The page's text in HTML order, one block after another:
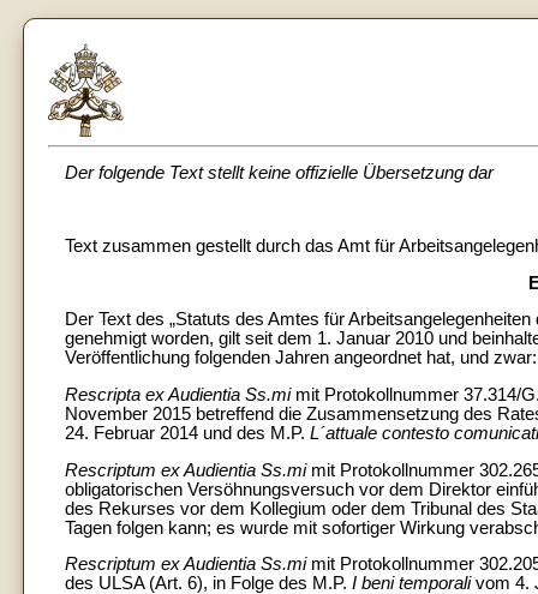
Der folgende Text stellt keine offizielle Übersetzung dar
Text zusammen gestellt durch das Amt für
Der Text des „Statuts des Amtes für
genehmigt worden, gilt seit dem 1. Januar 2010 und
Veröffentlichung folgenden Jahren angeordnet hat, und zwar:
Rescripta ex Audientia Ss.mimit Protokollnummer 37.314/
November 2015 betreffend die Zusammensetzung des
24. Februar 2014 und des M.P. L´attuale contesto
Rescriptum ex Audientia Ss.mimit Protokollnummer
obligatorischen Versöhnungsversuch vor dem Direktor
des Rekurses vor dem Kollegium oder dem Tribunal des
Tagen folgen kann; es wurde mit sofortiger Wirkung
Rescriptum ex Audientia Ss.mimit Protokollnummer
des ULSA (Art. 6), in Folge des M.P. I beni temporalivom 4.